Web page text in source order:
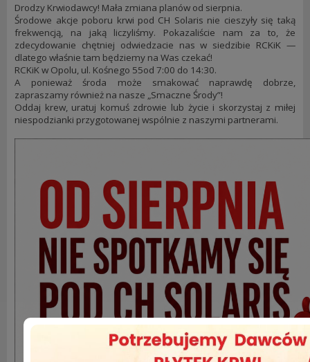
Drodzy Krwiodawcy! Mała zmiana planów od sierpnia.
Środowe akcje poboru krwi pod CH Solaris nie cieszyły się taką
frekwencją, na jaką liczyliśmy. Pokazaliście nam za to, że
zdecydowanie chętniej odwiedzacie nas w siedzibie RCKiK —
dlatego właśnie tam będziemy na Was czekać!
RCKiK w Opolu, ul. Kośnego 55od 7:00 do 14:30.
A ponieważ środa może smakować naprawdę dobrze,
zapraszamy również na nasze „Smaczne Środy”!
Oddaj krew, uratuj komuś zdrowie lub życie i skorzystaj z miłej
niespodzianki przygotowanej wspólnie z naszymi partnerami.